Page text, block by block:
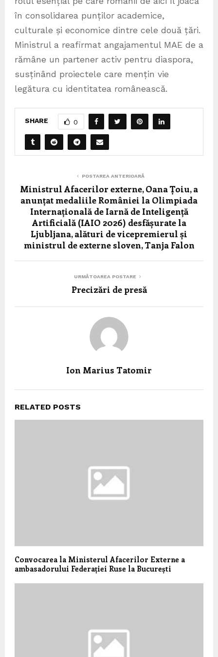
în consolidarea punților academice,
culturale și economice dintre cele două țări.
Ministrul a reafirmat angajamentul MAE de a
rămâne un partener activ pentru diaspora,
susținând proiectele care mențin vie
legătura cu identitatea românească.
SHARE 0
POSTAREA ANTERIOARĂ
Ministrul Afacerilor externe, Oana Țoiu, a
anunțat medaliile României la Olimpiada
Internațională de Iarnă de Inteligență
Artificială (IAIO 2026) desfășurate la
Ljubljana, alături de vicepremierul și
ministrul de externe sloven, Tanja Falon
URMĂTOAREA POSTARE
Precizări de presă
Ion Marius Tatomir
RELATED POSTS
Convocarea la Ministerul Afacerilor Externe a
ambasadorului Federației Ruse la București